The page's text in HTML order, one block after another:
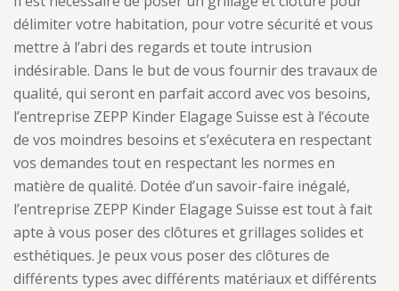
délimiter votre habitation, pour votre sécurité et vous
mettre à l’abri des regards et toute intrusion
indésirable. Dans le but de vous fournir des travaux de
qualité, qui seront en parfait accord avec vos besoins,
l’entreprise ZEPP Kinder Elagage Suisse est à l’écoute
de vos moindres besoins et s’exécutera en respectant
vos demandes tout en respectant les normes en
matière de qualité. Dotée d’un savoir-faire inégalé,
l’entreprise ZEPP Kinder Elagage Suisse est tout à fait
apte à vous poser des clôtures et grillages solides et
esthétiques. Je peux vous poser des clôtures de
différents types avec différents matériaux et différents